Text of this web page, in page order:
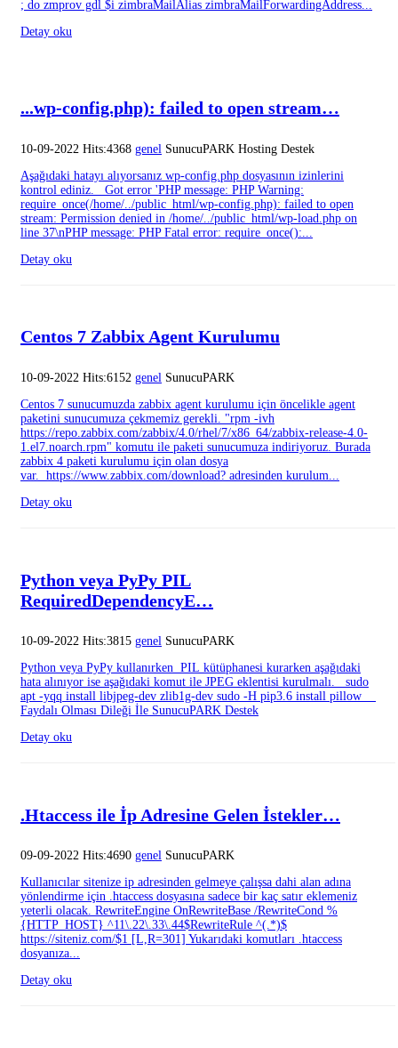
; do zmprov gdl $i zimbraMailAlias zimbraMailForwardingAddress...
Detay oku
...wp-config.php): failed to open stream…
10-09-2022 Hits:4368 genel SunucuPARK Hosting Destek
Aşağıdaki hatayı alıyorsanız wp-config.php dosyasının izinlerini
kontrol ediniz. Got error 'PHP message: PHP Warning:
require_once(/home/../public_html/wp-config.php): failed to open
stream: Permission denied in /home/../public_html/wp-load.php on
line 37\nPHP message: PHP Fatal error: require_once():...
Detay oku
Centos 7 Zabbix Agent Kurulumu
10-09-2022 Hits:6152 genel SunucuPARK
Centos 7 sunucumuzda zabbix agent kurulumu için öncelikle agent
paketini sunucumuza çekmemiz gerekli. "rpm -ivh
https://repo.zabbix.com/zabbix/4.0/rhel/7/x86_64/zabbix-release-4.0-
1.el7.noarch.rpm" komutu ile paketi sunucumuza indiriyoruz. Burada
zabbix 4 paketi kurulumu için olan dosya
var. https://www.zabbix.com/download? adresinden kurulum...
Detay oku
Python veya PyPy PIL
RequiredDependencyE…
10-09-2022 Hits:3815 genel SunucuPARK
Python veya PyPy kullanırken PIL kütüphanesi kurarken aşağıdaki
hata alınıyor ise aşağıdaki komut ile JPEG eklentisi kurulmalı. sudo
apt -yqq install libjpeg-dev zlib1g-dev sudo -H pip3.6 install pillow
Faydalı Olması Dileği İle SunucuPARK Destek
Detay oku
.Htaccess ile İp Adresine Gelen İstekler…
09-09-2022 Hits:4690 genel SunucuPARK
Kullanıcılar sitenize ip adresinden gelmeye çalışsa dahi alan adına
yönlendirme için .htaccess dosyasına sadece bir kaç satır eklemeniz
yeterli olacak. RewriteEngine OnRewriteBase /RewriteCond %
{HTTP_HOST} ^11\.22\.33\.44$RewriteRule ^(.*)$
https://siteniz.com/$1 [L,R=301] Yukarıdaki komutları .htaccess
dosyanıza...
Detay oku